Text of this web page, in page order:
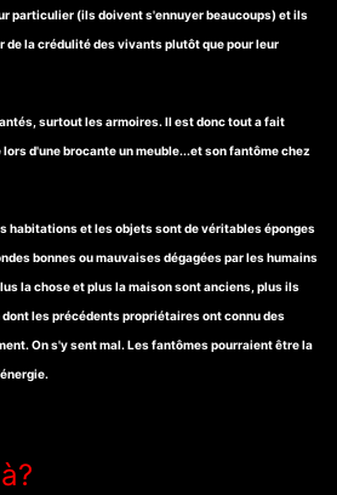
particulier (ils doivent s'ennuyer beaucoups) et ils
de la crédulité des vivants plutôt que pour leur
surtout les armoires. Il est donc tout a fait
d'une brocante un meuble...et son fantôme chez
habitations et les objets sont de véritables éponges
bonnes ou mauvaises dégagées par les humains
la chose et plus la maison sont anciens, plus ils
les précédents propriétaires ont connu des
On s'y sent mal. Les fantômes pourraient être la